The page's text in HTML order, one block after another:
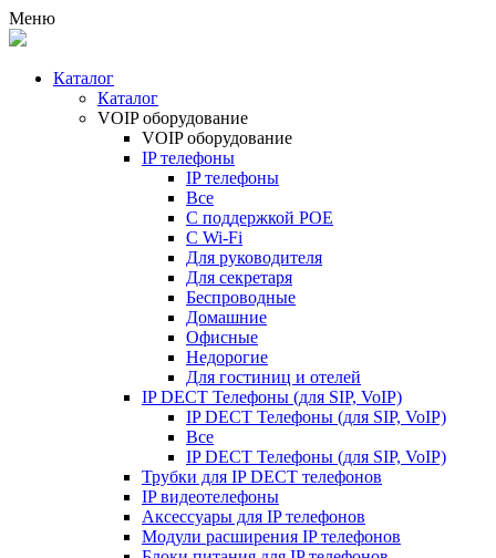
Меню
Каталог
Каталог
VOIP оборудование
VOIP оборудование
IP телефоны
IP телефоны
Все
С поддержкой POE
C Wi-Fi
Для руководителя
Для секретаря
Беспроводные
Домашние
Офисные
Недорогие
Для гостиниц и отелей
IP DECT Телефоны (для SIP, VoIP)
IP DECT Телефоны (для SIP, VoIP)
Все
IP DECT Телефоны (для SIP, VoIP)
Трубки для IP DECT телефонов
IP видеотелефоны
Аксессуары для IP телефонов
Модули расширения IP телефонов